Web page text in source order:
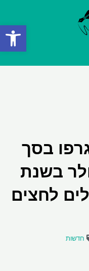
פתח
בסך
בשנת
חדשות